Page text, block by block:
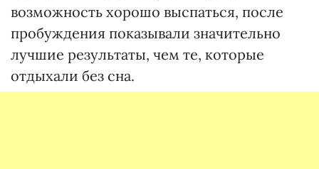
возможность хорошо выспаться, после
пробуждения показывали значительно
лучшие результаты, чем те, которые
отдыхали без сна.